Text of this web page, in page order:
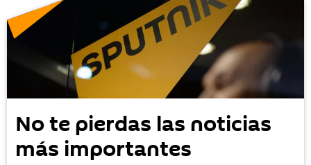
No te pierdas las noticias
más importantes